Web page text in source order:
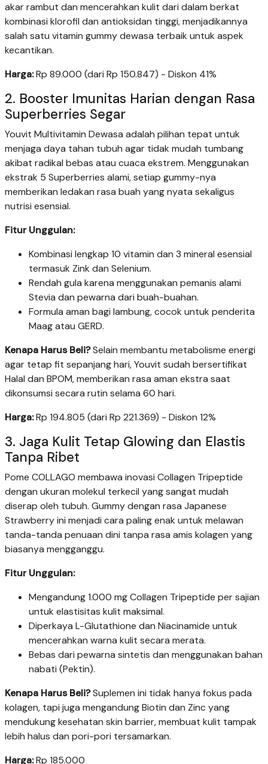
akar rambut dan mencerahkan kulit dari dalam berkat
kombinasi klorofil dan antioksidan tinggi, menjadikannya
salah satu vitamin gummy dewasa terbaik untuk aspek
kecantikan.
Harga:Rp 89.000 (dari Rp 150.847) - Diskon 41%
2. Booster Imunitas Harian dengan Rasa
Superberries Segar
Youvit Multivitamin Dewasa adalah pilihan tepat untuk
menjaga daya tahan tubuh agar tidak mudah tumbang
akibat radikal bebas atau cuaca ekstrem. Menggunakan
ekstrak 5 Superberries alami, setiap gummy-nya
memberikan ledakan rasa buah yang nyata sekaligus
nutrisi esensial.
Fitur Unggulan:
Kombinasi lengkap 10 vitamin dan 3 mineral esensial
termasuk Zink dan Selenium.
Rendah gula karena menggunakan pemanis alami
Stevia dan pewarna dari buah-buahan.
Formula aman bagi lambung, cocok untuk penderita
Maag atau GERD.
Kenapa Harus Beli?Selain membantu metabolisme energi
agar tetap fit sepanjang hari, Youvit sudah bersertifikat
Halal dan BPOM, memberikan rasa aman ekstra saat
dikonsumsi secara rutin selama 60 hari.
Harga:Rp 194.805 (dari Rp 221.369) - Diskon 12%
3. Jaga Kulit Tetap Glowing dan Elastis
Tanpa Ribet
Pome COLLAGO membawa inovasi Collagen Tripeptide
dengan ukuran molekul terkecil yang sangat mudah
diserap oleh tubuh. Gummy dengan rasa Japanese
Strawberry ini menjadi cara paling enak untuk melawan
tanda-tanda penuaan dini tanpa rasa amis kolagen yang
biasanya mengganggu.
Fitur Unggulan:
Mengandung 1.000 mg Collagen Tripeptide per sajian
untuk elastisitas kulit maksimal.
Diperkaya L-Glutathione dan Niacinamide untuk
mencerahkan warna kulit secara merata.
Bebas dari pewarna sintetis dan menggunakan bahan
nabati (Pektin).
Kenapa Harus Beli?Suplemen ini tidak hanya fokus pada
kolagen, tapi juga mengandung Biotin dan Zinc yang
mendukung kesehatan skin barrier, membuat kulit tampak
lebih halus dan pori-pori tersamarkan.
Harga:Rp 185.000